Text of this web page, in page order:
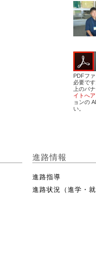
PDFフ
必要です
上のバ
イトへ
ョンの
い。
進路情報
進路指導
進路状況（進学・就